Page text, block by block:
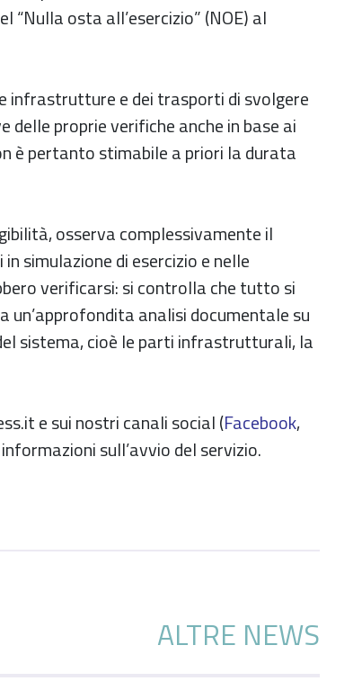
“Nulla osta all’esercizio” (NOE) al
infrastrutture e dei trasporti di svolgere
proprie verifiche anche in base ai
è pertanto stimabile a priori la durata
osserva complessivamente il
simulazione di esercizio e nelle
verificarsi: si controlla che tutto si
un’approfondita analisi documentale su
sistema, cioè le parti infrastrutturali, la
e sui nostri canali social (Facebook,
sull’avvio del servizio.
ALTRE NEWS